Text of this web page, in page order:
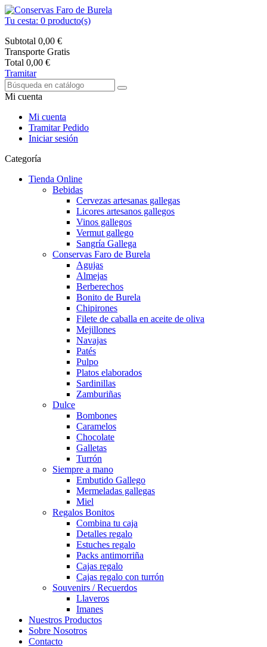
Tu cesta: 0 producto(s)
Subtotal 0,00 €
Transporte Gratis
Total 0,00 €
Tramitar
Mi cuenta
Mi cuenta
Tramitar Pedido
Iniciar sesión
Categoría
Tienda Online
Bebidas
Cervezas artesanas gallegas
Licores artesanos gallegos
Vinos gallegos
Vermut gallego
Sangría Gallega
Conservas Faro de Burela
Agujas
Almejas
Berberechos
Bonito de Burela
Chipirones
Filete de caballa en aceite de oliva
Mejillones
Navajas
Patés
Pulpo
Platos elaborados
Sardinillas
Zamburiñas
Dulce
Bombones
Caramelos
Chocolate
Galletas
Turrón
Siempre a mano
Embutido Gallego
Mermeladas gallegas
Miel
Regalos Bonitos
Combina tu caja
Detalles regalo
Estuches regalo
Packs antimorriña
Cajas regalo
Cajas regalo con turrón
Souvenirs / Recuerdos
Llaveros
Imanes
Nuestros Productos
Sobre Nosotros
Contacto